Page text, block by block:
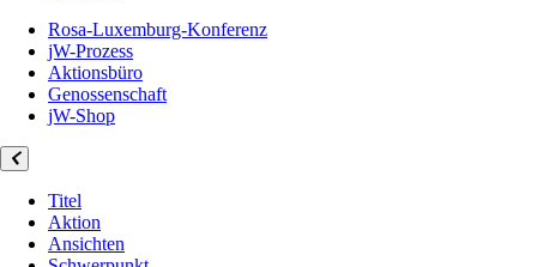
Rosa-Luxemburg-Konferenz
jW-Prozess
Aktionsbüro
Genossenschaft
jW-Shop
Titel
Aktion
Ansichten